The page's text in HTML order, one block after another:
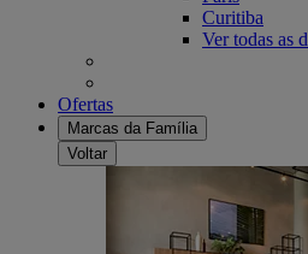
Curitiba
Ver todas as
Ofertas
Marcas da Família
Voltar